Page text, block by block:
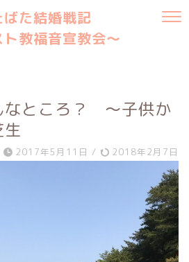
ばた結婚戦記
教福音宣教会〜
なところ？ 〜子供か
2017年5月11日 / 2018年2月7日